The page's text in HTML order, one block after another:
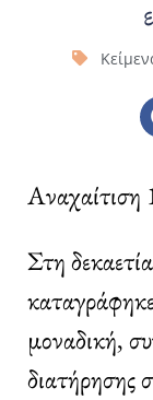
Αναχαίτιση
Στη
μοναδική,
διατήρησης